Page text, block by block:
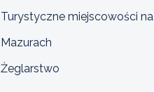
Turystyczne miejscowości na
Mazurach
Żeglarstwo